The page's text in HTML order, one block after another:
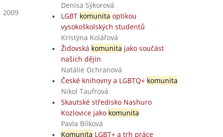
2009
Denisa Sýkorová
LGBT komunita optikou
vysokoškolských studentů
Kristýna Kolářová
Židovská komunita jako součást
našich dějin
Natálie Ochranová
České knihovny a LGBTQ+ komunita
Nikol Taufrová
Skautské středisko Nashuro
Kozlovice jako komunita
Pavla Bílková
Komunita LGBT+ a trh práce